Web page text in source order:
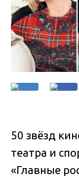
50 звёзд
театра и
«Главные